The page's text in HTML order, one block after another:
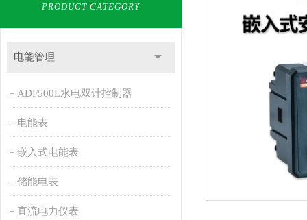
PRODUCT CATEGORY
电能管理
ADF500L水电双计控制器
电能表
嵌入式电能表
储能电表
直流电力仪表